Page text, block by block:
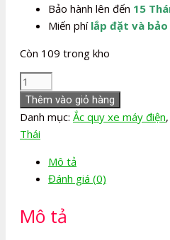
Bảo hành lên đến 15
Miến phí lắp đặt và
Còn 109 trong kho
Thay
Ắc
quy
xe
điện
Roma
số
Thêm vào giỏ hàng
Danh mục: Ắc quy xe máy điện,
Thái
Mô tả
Đánh giá (0)
Mô tả